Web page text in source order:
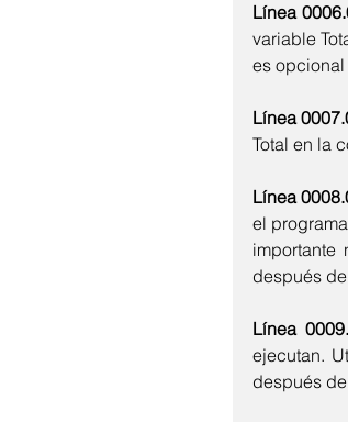
Línea
variable
es opcional
Línea
Total en la
Línea
el
importante
después
Línea
ejecutan.
después